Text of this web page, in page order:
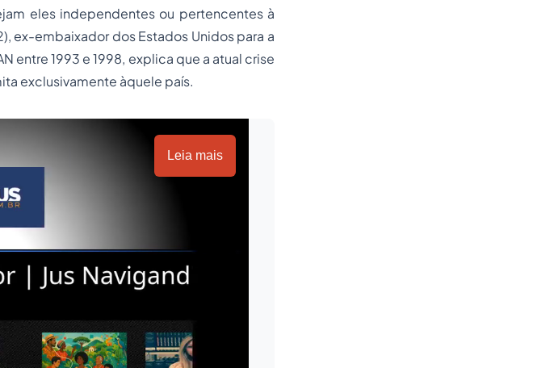
eles independentes ou pertencentes à
ex-embaixador dos Estados Unidos para a
entre 1993 e 1998, explica que a atual crise
exclusivamente àquele país.
Leia mais